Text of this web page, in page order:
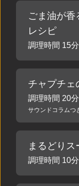
ごま油が香
レシピ
調理時間 15分
チャプチェ
調理時間 20分
サウンドコラムつ
まるどり
調理時間 10分